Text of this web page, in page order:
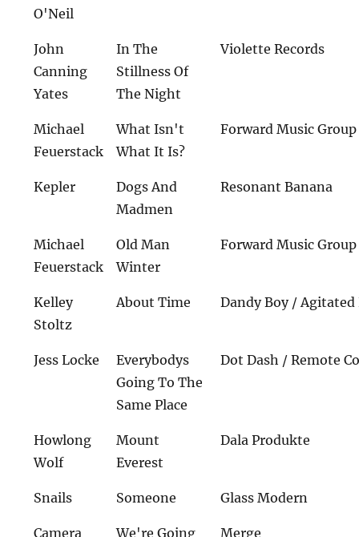
O'Neil
John
Canning
Yates
In The
Stillness Of
The Night
Violette Records
Michael
Feuerstack
What Isn't
What It Is?
Forward Music Group
Kepler
Dogs And
Madmen
Resonant Banana
Michael
Feuerstack
Old Man
Winter
Forward Music Group
Kelley
Stoltz
About Time Dandy Boy / Agitated
Jess Locke
Everybodys
Going To The
Same Place
Dot Dash / Remote
Howlong
Wolf
Mount
Everest
Dala Produkte
Snails Someone Glass Modern
Camera We're Going Merge